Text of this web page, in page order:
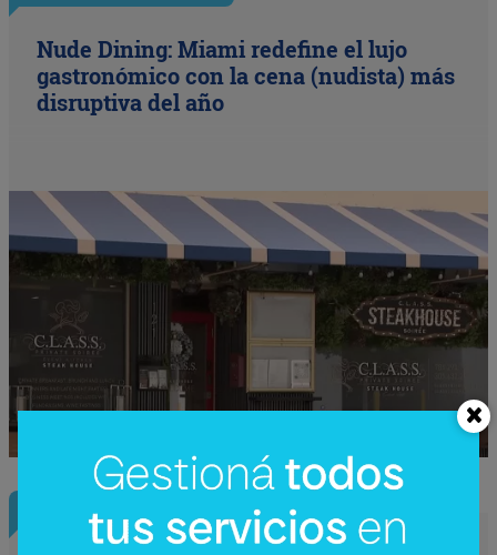
Nude Dining: Miami redefine el lujo
gastronómico con la cena (nudista) más
disruptiva del año
InfoConstrucción